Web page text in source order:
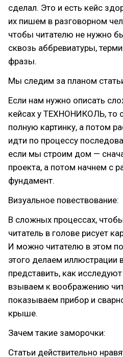
сделал. Это и есть кейс
их пишем в разговорном
чтобы читателю не нужно
сквозь аббревиатуры,
фразы.
Мы следим за планом
Если нам нужно описать
кейсах у ТЕХНОНИКОЛЬ, то
полную картинку, а потом
идти по процессу
если мы строим дом —
проекта, а потом начнем с
фундамент.
Визуальное повествование:
В сложных процессах,
читатель в голове рисует
И можно читателю в этом
этого делаем иллюстрации
представить, как
взываем к воображению
показываем прибор и
крыше.
Зачем такие заморочки:
Статьи действительно